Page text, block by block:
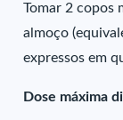
Tomar 2 copos
almoço
expressos em
Dose máxima